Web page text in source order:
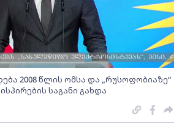
2008 წლის ომსა და „რუსოფობიაზე“
საგანი გახდა